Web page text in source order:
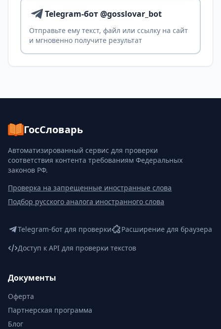
Telegram-бот @gosslovar_bot
Отправьте ему текст, файл или ссылку на сайт
и мгновенно получите результат
ГосСловарь
Автоматизированный сервис для проверки
соответствия контента требованиям Федеральных
законов РФ.
Проверка на запрещенные иностранные слова
Подбор русского аналога иностранного слова
Telegram-бот для проверки
Расширение для браузера
Доступ к API для проверки текстов
Документы
Оферта
Партнерская программа
Блог